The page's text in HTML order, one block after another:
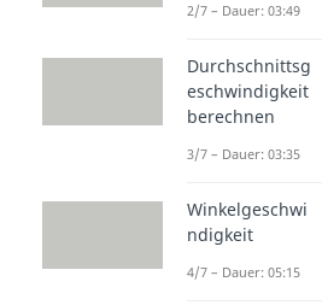
Die Formel
der
derMasse
mehr Masse
Apfel hat,
die
2/7 – Dauer: 03:49
Durchschnittsg
eschwindigkeit
berechnen
3/7 – Dauer: 03:35
Winkelgeschwi
ndigkeit
4/7 – Dauer: 05:15